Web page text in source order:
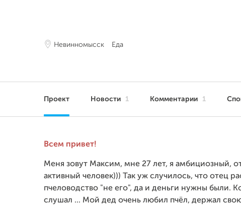
Невинномысск Еда
Проект Новости 1 Комментарии 1
Всем привет!
Меня зовут Максим, мне 27 лет, я амбициозный,
активный человек))) Так уж случилось, что отец
пчеловодство "не его", да и деньги нужны были.
слушал ... Мой дед очень любил пчёл, держал